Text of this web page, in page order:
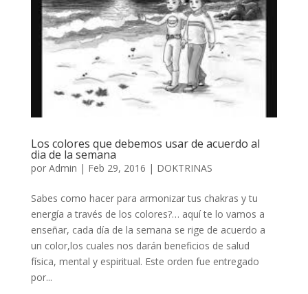
Los colores que debemos usar de acuerdo al
dia de la semana
por Admin | Feb 29, 2016 | DOKTRINAS
Sabes como hacer para armonizar tus chakras y tu
energía a través de los colores?… aquí te lo vamos a
enseñar, cada día de la semana se rige de acuerdo a
un color,los cuales nos darán beneficios de salud
física, mental y espiritual. Este orden fue entregado
por...